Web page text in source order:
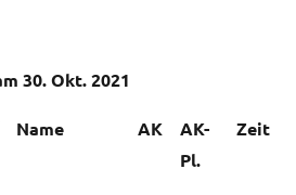
30. Okt. 2021
Name AK
AK-
Pl.
Zeit